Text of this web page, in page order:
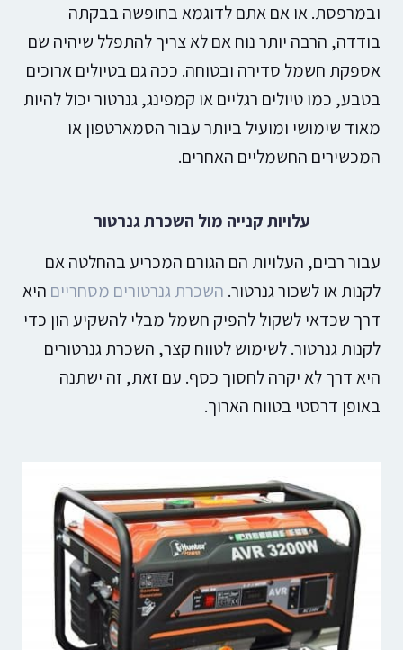
ובמרפסת. או אם אתם לדוגמא בחופשה בבקתה
בודדה, הרבה יותר נוח אם לא צריך להתפלל שיהיה שם
אספקת חשמל סדירה ובטוחה. ככה גם בטיולים ארוכים
בטבע, כמו טיולים רגליים או קמפינג, גנרטור יכול להיות
מאוד שימושי ומועיל ביותר עבור הסמארטפון או
המכשירים החשמליים האחרים.
עלויות קנייה מול השכרת גנרטור
עבור רבים, העלויות הם הגורם המכריע בהחלטה אם
לקנות או לשכור גנרטור. השכרת גנרטורים מסחריים היא
דרך שכדאי לשקול להפיק חשמל מבלי להשקיע הון כדי
לקנות גנרטור. לשימוש לטווח קצר, השכרת גנרטורים
היא דרך לא יקרה לחסוך כסף. עם זאת, זה ישתנה
באופן דרסטי בטווח הארוך.